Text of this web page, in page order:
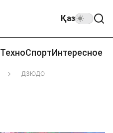
Қаз
ТехноСпортИнтересное
ДЗЮДО